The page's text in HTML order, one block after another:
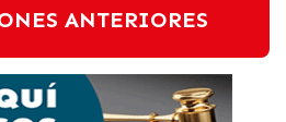
ANTERIORES